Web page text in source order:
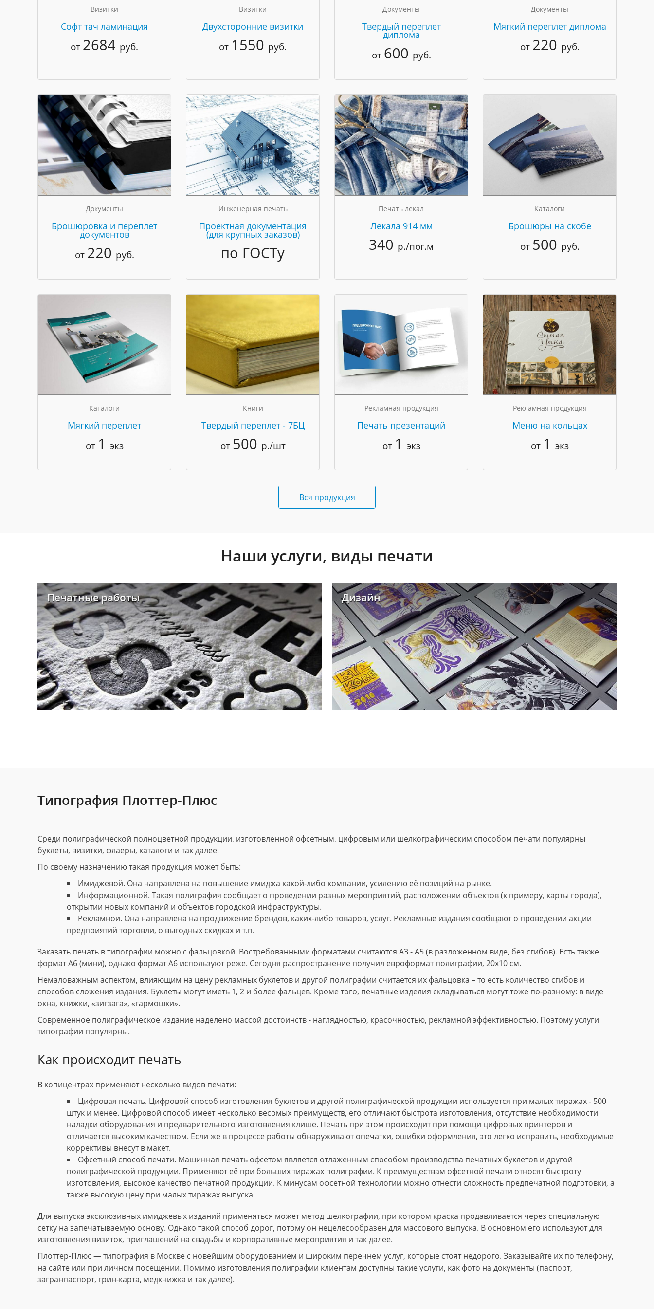
Визитки
Cофт тач ламинация
от 2684 руб.
Визитки
Двухсторонние визитки
от 1550 руб.
Документы
Твердый переплет
диплома
от 600 руб.
Документы
Мягкий переплет диплома
от 220 руб.
Документы
Брошюровка и переплет
документов
от 220 руб.
Инженерная печать
Проектная документация
(для крупных заказов)
по ГОСТу
Печать лекал
Лекала 914 мм
340 р./пог.м
Каталоги
Брошюры на скобе
от 500 руб.
Каталоги
Мягкий переплет
от 1 экз
Книги
Твердый переплет - 7БЦ
от 500 р./шт
Рекламная продукция
Печать презентаций
от 1 экз
Рекламная продукция
Меню на кольцах
от 1 экз
Вся продукция
Наши услуги, виды печати
Печатные работы Дизайн
Типография Плоттер-Плюс
Среди полиграфической полноцветной продукции, изготовленной офсетным, цифровым или шелкографическим способом печати популярны
буклеты, визитки, флаеры, каталоги и так далее.
По своему назначению такая продукция может быть:
Имиджевой. Она направлена на повышение имиджа какой-либо компании, усилению её позиций на рынке.
Информационной. Такая полиграфия сообщает о проведении разных мероприятий, расположении объектов (к примеру, карты города),
открытии новых компаний и объектов городской инфраструктуры.
Рекламной. Она направлена на продвижение брендов, каких-либо товаров, услуг. Рекламные издания сообщают о проведении акций
предприятий торговли, о выгодных скидках и т.п.
Заказать печать в типографии можно с фальцовкой. Востребованными форматами считаются А3 - А5 (в разложенном виде, без сгибов). Есть также
формат А6 (мини), однако формат А6 используют реже. Сегодня распространение получил евроформат полиграфии, 20х10 см.
Немаловажным аспектом, влияющим на цену рекламных буклетов и другой полиграфии считается их фальцовка – то есть количество сгибов и
способов сложения издания. Буклеты могут иметь 1, 2 и более фальцев. Кроме того, печатные изделия складываться могут тоже по-разному: в виде
окна, книжки, «зигзага», «гармошки».
Современное полиграфическое издание наделено массой достоинств - наглядностью, красочностью, рекламной эффективностью. Поэтому услуги
типографии популярны.
Как происходит печать
В копицентрах применяют несколько видов печати:
Цифровая печать. Цифровой способ изготовления буклетов и другой полиграфической продукции используется при малых тиражах - 500
штук и менее. Цифровой способ имеет несколько весомых преимуществ, его отличают быстрота изготовления, отсутствие необходимости
наладки оборудования и предварительного изготовления клише. Печать при этом происходит при помощи цифровых принтеров и
отличается высоким качеством. Если же в процессе работы обнаруживают опечатки, ошибки оформления, это легко исправить, необходимые
коррективы внесут в макет.
Офсетный способ печати. Машинная печать офсетом является отлаженным способом производства печатных буклетов и другой
полиграфической продукции. Применяют её при больших тиражах полиграфии. К преимуществам офсетной печати относят быстроту
изготовления, высокое качество печатной продукции. К минусам офсетной технологии можно отнести сложность предпечатной подготовки, а
также высокую цену при малых тиражах выпуска.
Для выпуска эксклюзивных имиджевых изданий применяться может метод шелкографии, при котором краска продавливается через специальную
сетку на запечатываемую основу. Однако такой способ дорог, потому он нецелесообразен для массового выпуска. В основном его используют для
изготовления визиток, приглашений на свадьбы и корпоративные мероприятия и так далее.
Плоттер-Плюс — типография в Москве с новейшим оборудованием и широким перечнем услуг, которые стоят недорого. Заказывайте их по телефону,
на сайте или при личном посещении. Помимо изготовления полиграфии клиентам доступны такие услуги, как фото на документы (паспорт,
загранпаспорт, грин-карта, медкнижка и так далее).